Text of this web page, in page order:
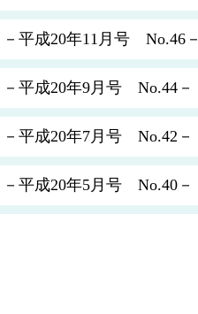
平成20年11月号 No.46－
平成20年9月号 No.44－
平成20年7月号 No.42－
平成20年5月号 No.40－